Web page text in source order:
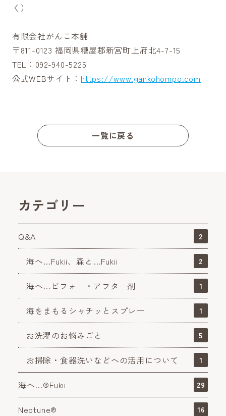
く）
有限会社がんこ本舗
〒811-0123 福岡県糟屋郡新宮町上府北4-7-15
TEL：092-940-5225
公式WEBサイト： https://www.gankohompo.com
一覧に戻る
カテゴリー
Q&A 2
海へ…Fukii、森と…Fukii 2
海へ…ビフォー・アフター剤 1
海をまもるシャチッとスプレー 1
お洗濯のお悩みごと 5
お掃除・食器洗いなどへの活用について 1
海へ…®Fukii 29
Neptune® 16